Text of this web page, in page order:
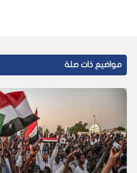
مواضيع ذات صلة